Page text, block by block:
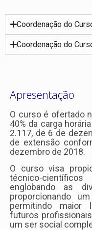
Coordenação do
Coordenação do
Apresentação
O curso é ofertado
40% da carga
2.117, de 6 de
de extensão
dezembro de 2018.
O curso visa
técnico-
englobando as
proporcionando
permitindo maior
futuros
um ser social